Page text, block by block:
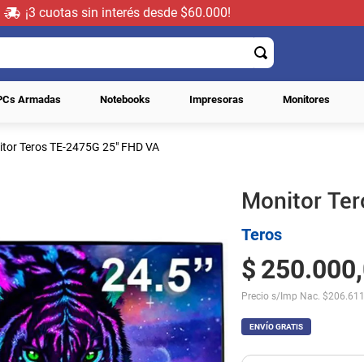
¡3 cuotas sin interés desde $60.000!
Armadas Notebooks Impresoras Monitores
Teros TE-2475G 25" FHD VA
Monitor
Teros
$ 250.000,
Precio s/Imp Nac. $
ENVÍO GRATIS